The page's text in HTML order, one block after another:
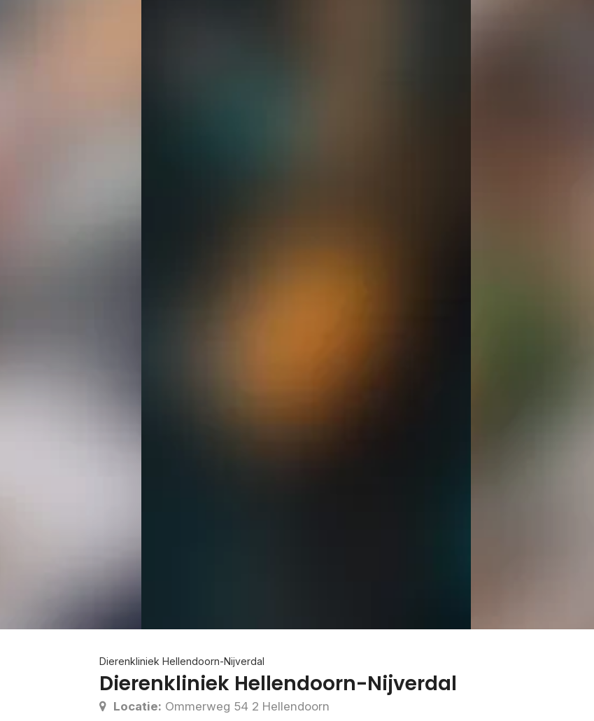
Dierenkliniek Hellendoorn-Nijverdal
Dierenkliniek Hellendoorn-Nijverdal
Locatie: Ommerweg 54 2 Hellendoorn